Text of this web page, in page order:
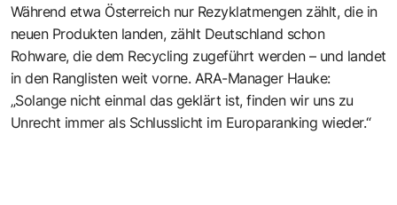
Während etwa Österreich nur Rezyklatmengen zählt, die in
neuen Produkten landen, zählt Deutschland schon
Rohware, die dem Recycling zugeführt werden – und landet
in den Ranglisten weit vorne. ARA-Manager Hauke:
„Solange nicht einmal das geklärt ist, finden wir uns zu
Unrecht immer als Schlusslicht im Europaranking wieder.“